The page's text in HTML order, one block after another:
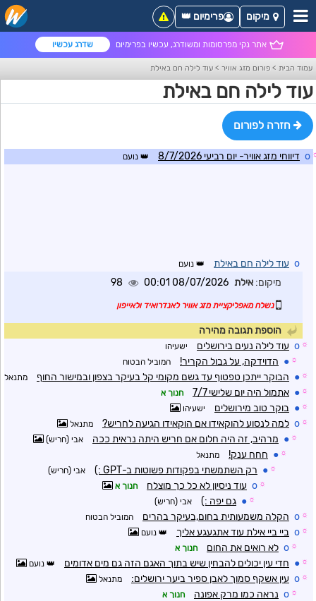
אתר נקי מפרסומות ומשודרג, עכשיו בפרימיום שדרג עכשיו
מיקום פרימיום 👑
עמוד הבית > פורום מזג אוויר > עוד לילה חם באילת
עוד לילה חם באילת
חזרה לפורום
o דיווחי מזג אוויר- יום רביעי 8/7/2026 נועם
o עוד לילה חם באילת נועם
מיקום: אילת 08/07/2026 00:01
98
נשלח מאפליקציית מזג אוויר לאנדרואיד ולאייפון
הוספת תגובה מהירה
☼
o עוד לילה נעים בירושלים ישעיהו
☼
● הדוידקה, על גבול הקריר! המוביל הבטוח
☼
● הבוקר ייתכן טפטוף עד גשם מקומי קל בעיקר בצפון ובמישור החוף מתנאל
☼
● אתמול היה יום שלישי 7/7 חנוך א
☼
● בוקר טוב מירושלים ישעיהו
☼
o למה לנסוע להוקאידו אם הוקאידו הגיעה לחריש? מתנאל
☼
● מרהיב, זה היה חלום אם חריש היתה נראית ככה אבי (חריש)
☼
● חחח ענק! מתנאל
☼
● רק השתמשתי בפקודות פשוטות ב-GPT :) אבי (חריש)
☼
o עוד ניסיון לא כל כך מוצלח חנוך א
☼
● גם יפה :) אבי (חריש)
☼
o הקלה משמעותית בחום,בעיקר בהרים המוביל הבטוח
☼
o ביי ביי אילת עוד אתגעגע אליך נועם
☼
o לא רואים את החום חנוך א
☼
● חדי עין יכולים להבחין שיש בתוך האגם הזה גם מים אדומים נועם
☼
o עין אשקף סמוך לאבן ספיר ביער ירושלים: מתנאל
☼
o נראה כמו מרק אפונה חנוך א